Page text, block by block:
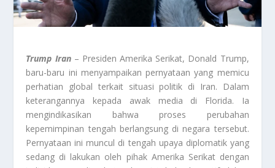
Trump Iran– Presiden Amerika Serikat, Donald Trump,
baru-baru ini menyampaikan pernyataan yang memicu
perhatian global terkait situasi politik di Iran. Dalam
keterangannya kepada awak media di Florida. Ia
mengindikasikan bahwa proses perubahan
kepemimpinan tengah berlangsung di negara tersebut.
Pernyataan ini muncul di tengah upaya diplomatik yang
sedang di lakukan oleh pihak Amerika Serikat dengan